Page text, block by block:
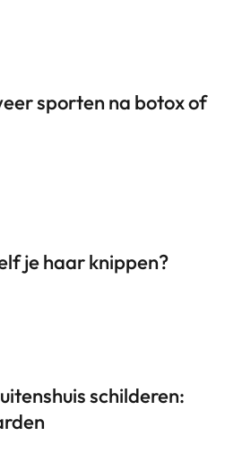
sporten na botox of
je haar knippen?
schilderen: